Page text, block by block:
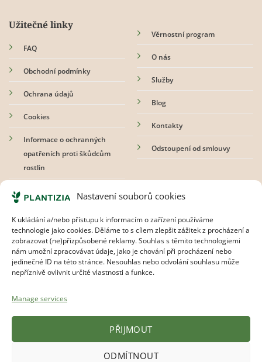
Nastavení souborů cookies
K ukládání a/nebo přístupu k informacím o zařízení používáme
technologie jako cookies. Děláme to s cílem zlepšit zážitek z procházení a
zobrazovat (ne)přizpůsobené reklamy. Souhlas s těmito technologiemi
nám umožní zpracovávat údaje, jako je chování při procházení nebo
jedinečné ID na této stránce. Nesouhlas nebo odvolání souhlasu může
nepříznivě ovlivnit určité vlastnosti a funkce.
Manage services
PŘIJMOUT
ODMÍTNOUT
Užitečné linky
FAQ
Obchodní podmínky
Ochrana údajů
Cookies
Informace o ochranných
opatřeních proti škůdcům
rostlin
Věrnostní program
O nás
Služby
Blog
Kontakty
Odstoupení od smlouvy
Přihlaste se k odběru newsletteru
Souhlasím spravidly ochrany osobních údajů.